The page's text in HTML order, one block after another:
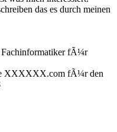
das es durch meinen
fÃ¼r
XXXXXX.com fÃ¼r den